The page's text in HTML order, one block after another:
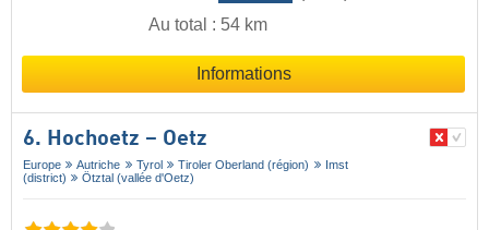
Au total : 54 km
Informations
6. Hochoetz – Oetz
Europe Autriche Tyrol Tiroler Oberland (région)
Imst
(district)
Ötztal (vallée d'Oetz)